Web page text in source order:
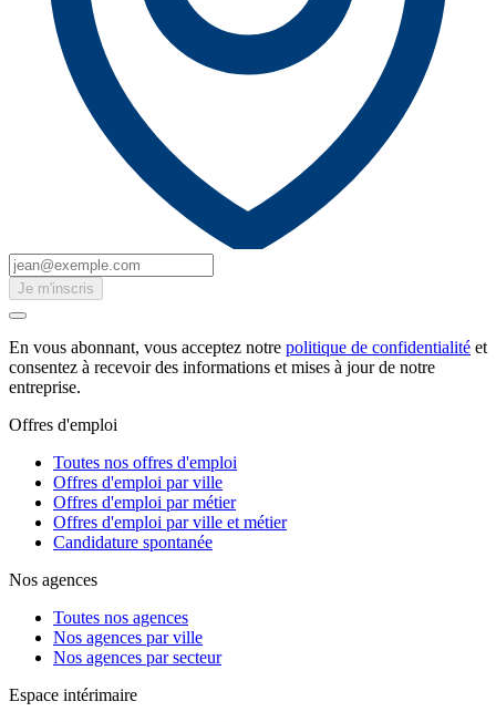
Je m'inscris
En vous abonnant, vous acceptez notre politique de confidentialité et
consentez à recevoir des informations et mises à jour de notre
entreprise.
Offres d'emploi
Toutes nos offres d'emploi
Offres d'emploi par ville
Offres d'emploi par métier
Offres d'emploi par ville et métier
Candidature spontanée
Nos agences
Toutes nos agences
Nos agences par ville
Nos agences par secteur
Espace intérimaire